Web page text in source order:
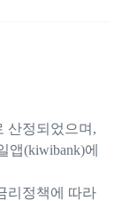
산정되었으며,
앱(kiwibank)에
리정책에 따라